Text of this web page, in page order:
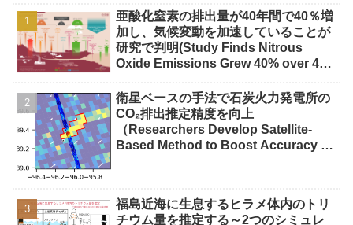
亜酸化窒素の排出量が40年間で40％増
加し、気候変動を加速していることが
研究で判明(Study Finds Nitrous
Oxide Emissions Grew 40% over 40
衛星ベースの手法で石炭火力発電所の
CO₂排出推定精度を向上
（Researchers Develop Satellite-
Based Method to Boost Accuracy of
福島近海に生息するヒラメ体内のトリ
チウム量を推定する～2つのシミュレ